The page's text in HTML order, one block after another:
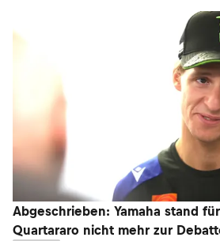
Abgeschrieben: Yamaha stand
Quartararo nicht mehr zur